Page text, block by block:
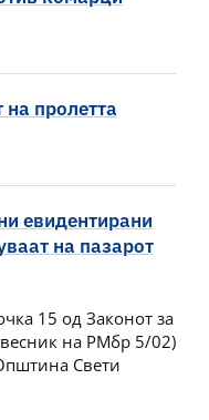
пролетта
евидентирани
на пазарот
15 од Законот за
на РМбр 5/02)
Свети